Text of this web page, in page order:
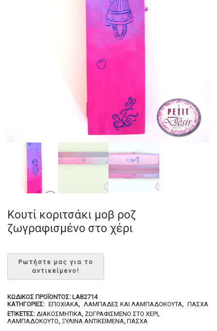
Κουτί κοριτσάκι μοβ ροζ
ζωγραφισμένο στο χέρι
ΚΩΔΙΚΌΣ ΠΡΟΪΌΝΤΟΣ: LAB2714
ΚΑΤΗΓΟΡΊΕΣ: ΕΠΟΧΙΑΚΆ, ΛΑΜΠΆΔΕΣ ΚΑΙ ΛΑΜΠΑΔΌΚΟΥΤΑ, ΠΆΣΧΑ
ΕΤΙΚΈΤΕΣ: ΔΙΑΚΟΣΜΗΤΙΚΆ, ΖΩΓΡΑΦΙΣΜΈΝΟ ΣΤΟ ΧΈΡΙ,
ΛΑΜΠΑΔΌΚΟΥΤΟ, ΞΎΛΙΝΑ ΑΝΤΙΚΕΊΜΕΝΆ, ΠΆΣΧΑ